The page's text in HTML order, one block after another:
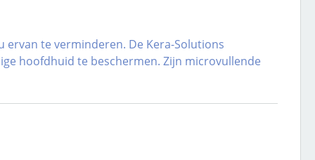
ervan te verminderen. De Kera-Solutions
hoofdhuid te beschermen. Zijn microvullende